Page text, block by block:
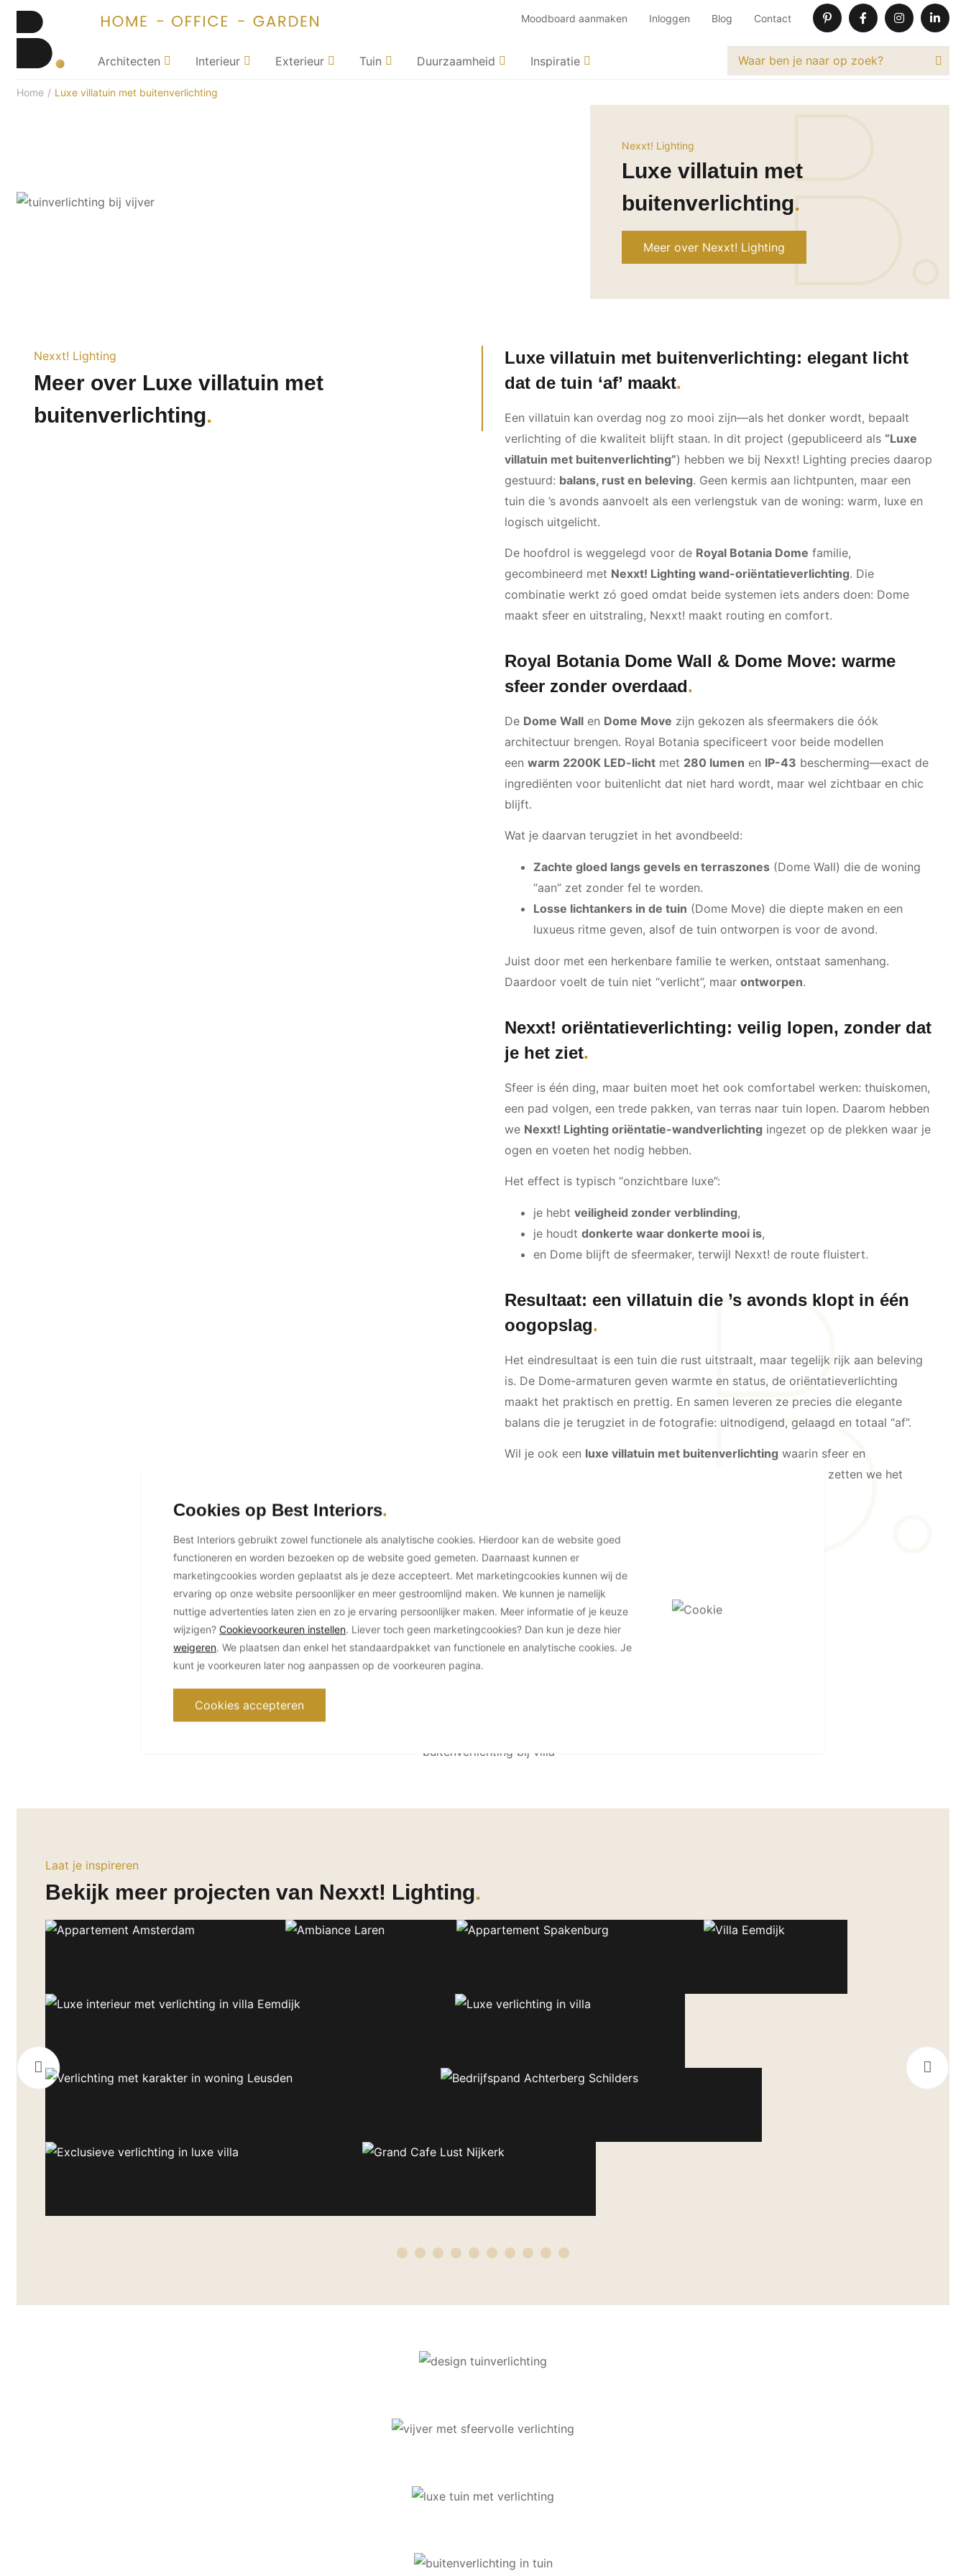
Moodboard aanmaken Inloggen Blog Contact
Architecten Interieur Exterieur Tuin Duurzaamheid Inspiratie
Home / Luxe villatuin met buitenverlichting
Nexxt! Lighting
Luxe villatuin met
buitenverlichting
Meer over Nexxt! Lighting
Nexxt! Lighting
Meer over Luxe villatuin met
buitenverlichting
Luxe villatuin met buitenverlichting: elegant licht
dat de tuin ‘af’ maakt
Een villatuin kan overdag nog zo mooi zijn—als het donker wordt, bepaalt
verlichting of die kwaliteit blijft staan. In dit project (gepubliceerd als “Luxe
villatuin met buitenverlichting”) hebben we bij Nexxt! Lighting precies daarop
gestuurd: balans, rust en beleving. Geen kermis aan lichtpunten, maar een
tuin die ’s avonds aanvoelt als een verlengstuk van de woning: warm, luxe en
logisch uitgelicht.
De hoofdrol is weggelegd voor de Royal Botania Dome familie,
gecombineerd met Nexxt! Lighting wand-oriëntatieverlichting. Die
combinatie werkt zó goed omdat beide systemen iets anders doen: Dome
maakt sfeer en uitstraling, Nexxt! maakt routing en comfort.
Royal Botania Dome Wall & Dome Move: warme
sfeer zonder overdaad
De Dome Wall en Dome Move zijn gekozen als sfeermakers die óók
architectuur brengen. Royal Botania specificeert voor beide modellen
een warm 2200K LED-licht met 280 lumen en IP-43 bescherming—exact de
ingrediënten voor buitenlicht dat niet hard wordt, maar wel zichtbaar en chic
blijft.
Wat je daarvan terugziet in het avondbeeld:
Zachte gloed langs gevels en terraszones (Dome Wall) die de woning
“aan” zet zonder fel te worden.
Losse lichtankers in de tuin (Dome Move) die diepte maken en een
luxueus ritme geven, alsof de tuin ontworpen is voor de avond.
Juist door met een herkenbare familie te werken, ontstaat samenhang.
Daardoor voelt de tuin niet “verlicht”, maar ontworpen.
Nexxt! oriëntatieverlichting: veilig lopen, zonder dat
je het ziet
Sfeer is één ding, maar buiten moet het ook comfortabel werken: thuiskomen,
een pad volgen, een trede pakken, van terras naar tuin lopen. Daarom hebben
we Nexxt! Lighting oriëntatie-wandverlichting ingezet op de plekken waar je
ogen en voeten het nodig hebben.
Het effect is typisch “onzichtbare luxe”:
je hebt veiligheid zonder verblinding,
je houdt donkerte waar donkerte mooi is,
en Dome blijft de sfeermaker, terwijl Nexxt! de route fluistert.
Resultaat: een villatuin die ’s avonds klopt in één
oogopslag
Het eindresultaat is een tuin die rust uitstraalt, maar tegelijk rijk aan beleving
is. De Dome-armaturen geven warmte en status, de oriëntatieverlichting
maakt het praktisch en prettig. En samen leveren ze precies die elegante
balans die je terugziet in de fotografie: uitnodigend, gelaagd en totaal “af”.
Wil je ook een luxe villatuin met buitenverlichting waarin sfeer en
functionaliteit perfect samengaan? Neem contact op—dan zetten we het
Meer over Nexxt! Lighting
Laat je inspireren
Bekijk meer projecten van Nexxt! Lighting
Cookies op Best Interiors
Best Interiors gebruikt zowel functionele als analytische cookies. Hierdoor kan de website goed
functioneren en worden bezoeken op de website goed gemeten. Daarnaast kunnen er
marketingcookies worden geplaatst als je deze accepteert. Met marketingcookies kunnen wij de
ervaring op onze website persoonlijker en meer gestroomlijnd maken. We kunnen je namelijk
nuttige advertenties laten zien en zo je ervaring persoonlijker maken. Meer informatie of je keuze
wijzigen? Cookievoorkeuren instellen. Liever toch geen marketingcookies? Dan kun je deze hier
weigeren. We plaatsen dan enkel het standaardpakket van functionele en analytische cookies. Je
kunt je voorkeuren later nog aanpassen op de voorkeuren pagina.
Cookies accepteren